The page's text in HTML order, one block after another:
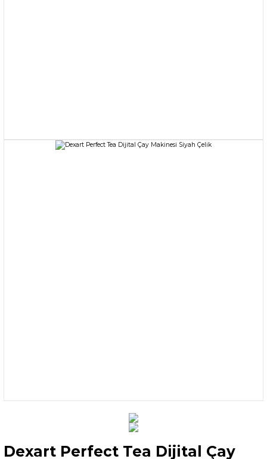
Dexart Perfect Tea Dijital Çay